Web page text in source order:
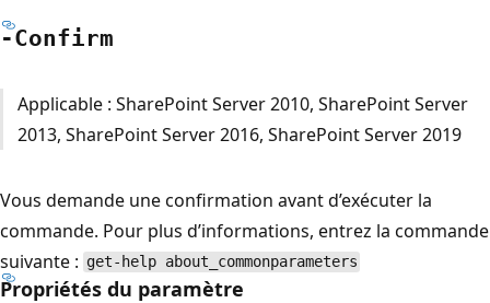
-Confirm
Applicable : SharePoint Server 2010, SharePoint Server
2013, SharePoint Server 2016, SharePoint Server 2019
Vous demande une confirmation avant d’exécuter la
commande. Pour plus d’informations, entrez la commande
suivante : get-help about_commonparameters
Propriétés du paramètre